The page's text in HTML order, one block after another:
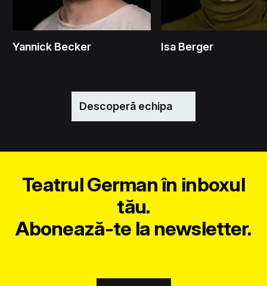
Yannick Becker Isa Berger
Descoperă echipa
Teatrul German în inboxul
tău.
Abonează-te la newsletter.